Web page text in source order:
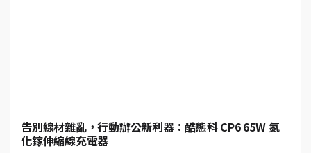
告別線材雜亂，行動辦公新利器：酷態科 CP6 65W 氮
化鎵伸縮線充電器